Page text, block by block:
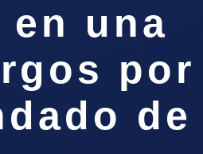
en una
por
de